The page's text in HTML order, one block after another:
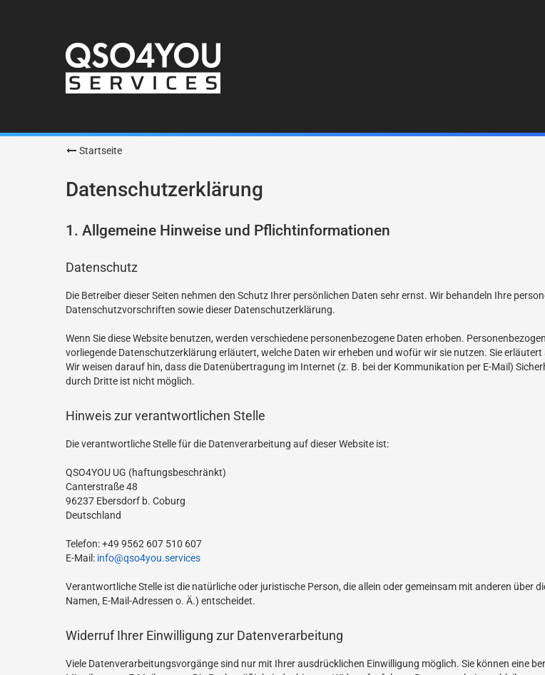
Startseite
Datenschutzerklärung
1. Allgemeine Hinweise und Pflichtinformationen
Datenschutz
Die Betreiber dieser Seiten nehmen den Schutz Ihrer persönlichen Daten sehr ernst. Wir behandeln Ihre
Datenschutzvorschriften sowie dieser Datenschutzerklärung.
Wenn Sie diese Website benutzen, werden verschiedene personenbezogene Daten erhoben.
vorliegende Datenschutzerklärung erläutert, welche Daten wir erheben und wofür wir sie nutzen. Sie
Wir weisen darauf hin, dass die Datenübertragung im Internet (z. B. bei der Kommunikation per E-Mail)
durch Dritte ist nicht möglich.
Hinweis zur verantwortlichen Stelle
Die verantwortliche Stelle für die Datenverarbeitung auf dieser Website ist:
QSO4YOU UG (haftungsbeschränkt)
Canterstraße 48
96237 Ebersdorf b. Coburg
Deutschland
Telefon: +49 9562 607 510 607
E-Mail: info@qso4you.services
Verantwortliche Stelle ist die natürliche oder juristische Person, die allein oder gemeinsam mit anderen über
Namen, E-Mail-Adressen o. Ä.) entscheidet.
Widerruf Ihrer Einwilligung zur Datenverarbeitung
Viele Datenverarbeitungsvorgänge sind nur mit Ihrer ausdrücklichen Einwilligung möglich. Sie können eine